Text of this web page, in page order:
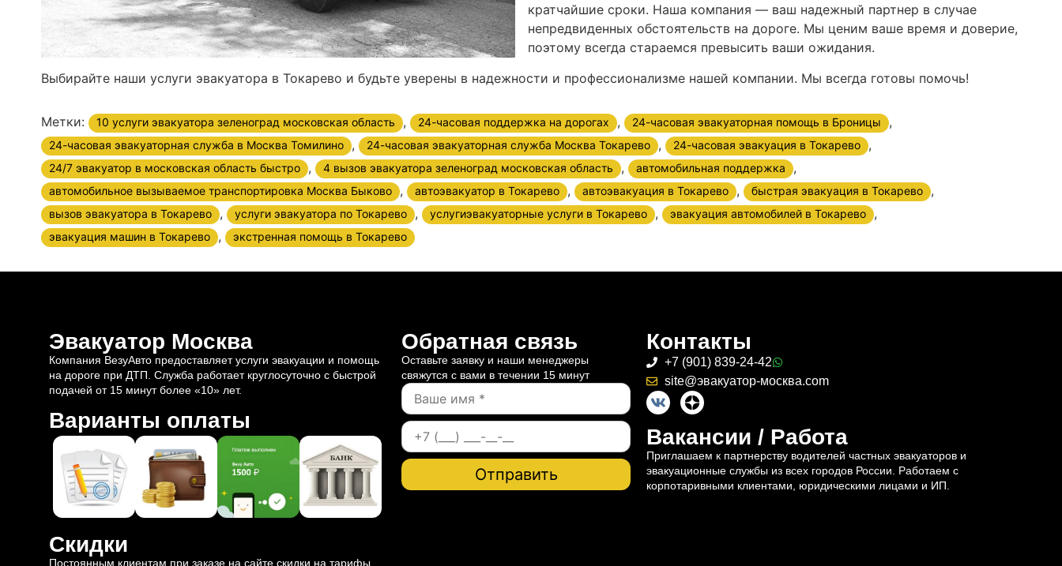
кратчайшие сроки. Наша компания — ваш надежный партнер в случае
непредвиденных обстоятельств на дороге. Мы ценим ваше время и доверие,
поэтому всегда стараемся превысить ваши ожидания.
Выбирайте наши услуги эвакуатора в Токарево и будьте уверены в надежности и профессионализме нашей компании. Мы всегда готовы помочь!
Метки: 10 услуги эвакуатора зеленоград московская область , 24-часовая поддержка на дорогах , 24-часовая эвакуаторная помощь в Броницы ,
24-часовая эвакуаторная служба в Москва Томилино , 24-часовая эвакуаторная служба Москва Токарево , 24-часовая эвакуация в Токарево ,
24/7 эвакуатор в московская область быстро , 4 вызов эвакуатора зеленоград московская область , автомобильная поддержка ,
автомобильное вызываемое транспортировка Москва Быково , автоэвакуатор в Токарево , автоэвакуация в Токарево , быстрая эвакуация в Токарево ,
вызов эвакуатора в Токарево , услуги эвакуатора по Токарево , услугиэвакуаторные услуги в Токарево , эвакуация автомобилей в Токарево ,
эвакуация машин в Токарево , экстренная помощь в Токарево
Эвакуатор Москва
Компания ВезуАвто предоставляет услуги эвакуации и помощь
на дороге при ДТП. Служба работает круглосуточно с быстрой
подачей от 15 минут более «10» лет.
Варианты оплаты
Скидки
Постоянным клиентам при заказе на сайте скидки на тарифы
Обратная связь
Оставьте заявку и наши менеджеры
свяжутся с вами в течении 15 минут
Контакты
+7 (901) 839-24-42
site@эвакуатор-москва.com
Вакансии / Работа
Приглашаем к партнерству водителей частных эвакуаторов и
эвакуационные службы из всех городов России. Работаем с
корпотаривными клиентами, юридическими лицами и ИП.